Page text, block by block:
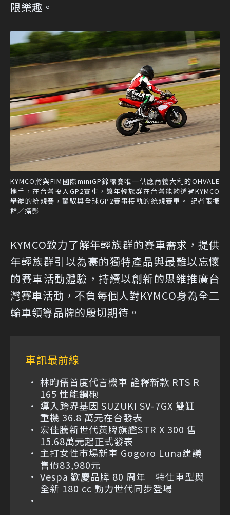
限樂趣。
KYMCO將與FIM國際miniGP錦標賽唯一供應商義大利的OHVALE
攜手，在台灣投入GP2賽車，讓年輕族群在台灣能夠透過KYMCO
舉辦的統規賽，駕馭與全球GP2賽事接軌的統規賽車。 記者張振
群／攝影
KYMCO致力了解年輕族群的賽車需求，提供
年輕族群引以為豪的獨特產品與最難以忘懷
的賽車活動體驗，持續以創新的思維推廣台
灣賽車活動，不負每個人對KYMCO身為全二
輪車領導品牌的殷切期待。
車訊最前線
林昀儒首度代言機車 詮釋新款 RTS R
165 性能鋼砲
導入跨界基因 SUZUKI SV-7GX 雙缸
重機 36.8 萬元在台發表
宏佳騰新世代黃牌旗艦STR X 300 售
15.68萬元起正式發表
主打女性市場新車 Gogoro Luna建議
售價83,980元
Vespa 歡慶品牌 80 周年 特仕車型與
全新 180 cc 動力世代同步登場